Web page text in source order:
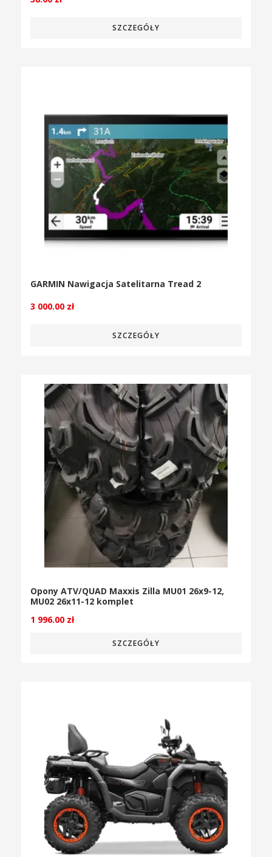
SZCZEGÓŁY
GARMIN Nawigacja Satelitarna Tread 2
3 000.00 zł
SZCZEGÓŁY
Opony ATV/QUAD Maxxis Zilla MU01 26x9-12,
MU02 26x11-12 komplet
1 996.00 zł
SZCZEGÓŁY